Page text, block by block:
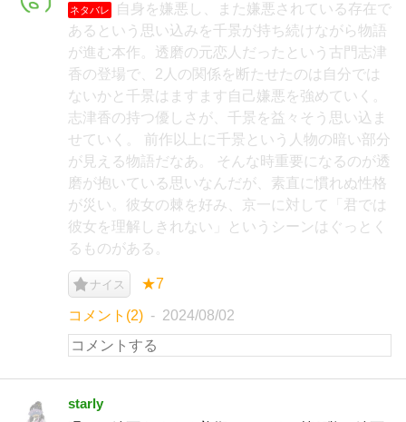
ネタバレ
自身を嫌悪し、また嫌悪されている存在で
あるという思い込みを千景が持ち続けながら物語
が進む本作。透磨の元恋人だったという古門志津
香の登場で、2人の関係を断たせたのは自分では
ないかと千景はますます自己嫌悪を強めていく。
志津香の持つ優しさが、千景を益々そう思い込ま
せていく。 前作以上に千景という人物の暗い部分
が見える物語だなあ。 そんな時重要になるのが透
磨が抱いている思いなんだが、素直に慣れぬ性格
が災い。彼女の棘を好み、京一に対して「君では
彼女を理解しきれない」というシーンはぐっとく
るものがある。
ナイス ★7
コメント(2) 2024/08/02
starly